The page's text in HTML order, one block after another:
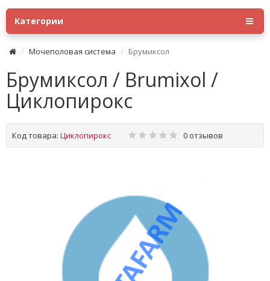
Категории
Мочеполовая система Брумиксол
Брумиксол / Brumixol /
Циклопирокс
Код товара: Циклопирокс 0 отзывов